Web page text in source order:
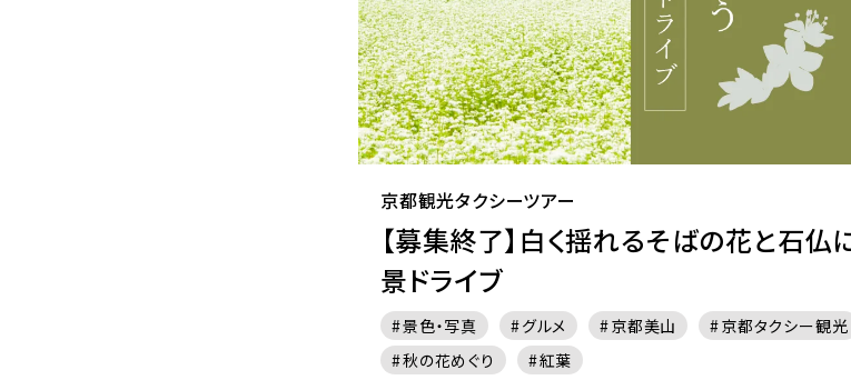
京都観光タクシーツアー
【募集終了】白く揺れるそばの花と石仏
景ドライブ
景色・写真 グルメ 京都美山 京都タクシー観光
秋の花めぐり
紅葉